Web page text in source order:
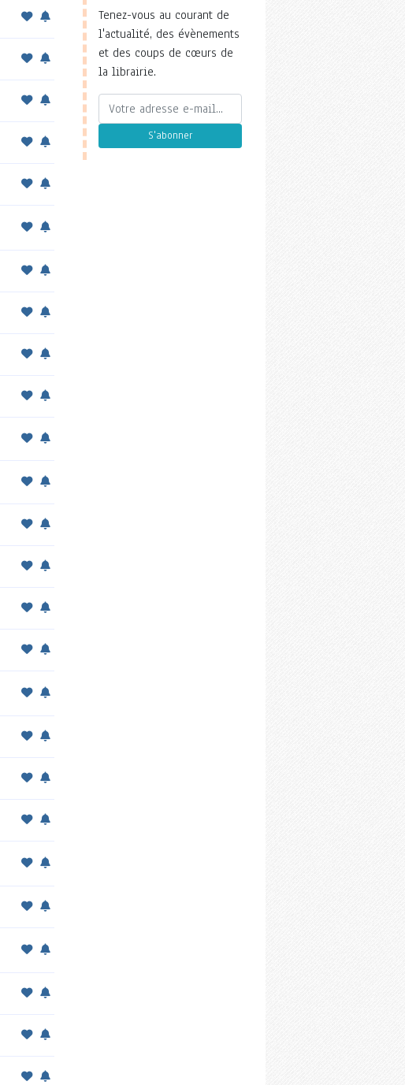
Tenez-vous au courant de
l'actualité, des évènements
et des coups de cœurs de
la librairie.
S'abonner